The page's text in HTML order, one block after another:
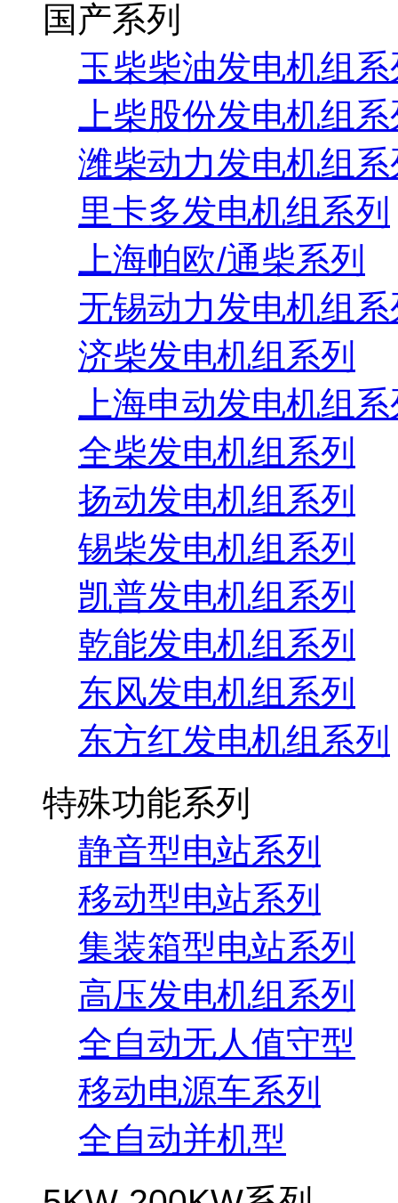
国产系列
玉柴柴油发电机组系
上柴股份发电机组
潍柴动力发电机组系
里卡多发电机组系列
上海帕欧/通柴系列
无锡动力发电机组系
济柴发电机组系列
上海申动发电机组
全柴发电机组系列
扬动发电机组系列
锡柴发电机组系列
凯普发电机组系列
乾能发电机组系列
东风发电机组系列
东方红发电机组系列
特殊功能系列
静音型电站系列
移动型电站系列
集装箱型电站系列
高压发电机组系列
全自动无人值守型
移动电源车系列
全自动并机型